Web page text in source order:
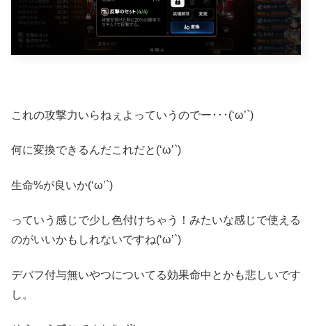
これの攻撃力いらねぇよっていうのでー･･･(‘ω’`)
何に変換できるんだこれだと(‘ω’`)
生命%が良いか(‘ω’`)
っていう感じで少し色付けちゃう！みたいな感じで使える
のがいいかもしれないですね(‘ω’`)
デバフ付与無いやつについてる効果命中とかも悲しいです
し。